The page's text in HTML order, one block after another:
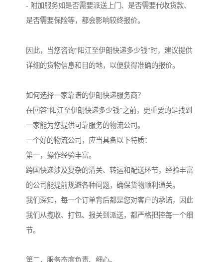
- 附加服务如是否需要派送上门、是否需要代收货款、
是否需要保险等，都会影响较终报价。
因此，当您咨询“阳江至伊朗快递多少钱”时，建议提供
详细的货物信息和目的地，以便获得准确的报价。
如何选择一家靠谱的伊朗快递服务商？
在回答“阳江至伊朗快递多少钱”之前，更重要的是找到
一家能为您提供可靠服务的物流公司。
一个好的物流公司，应当具备以下特质：
第一，操作经验丰富。
跨国快递涉及复杂的清关、转运和配送环节，经验丰富
的公司能提前规避各种问题，确保货物顺利通关。
我们深知，每一个订单背后都是您对客户的承诺，因此
我们从揽收、打包、报关到派送，都严格把控每一个细
节。
第二，服务态度负责、细心。